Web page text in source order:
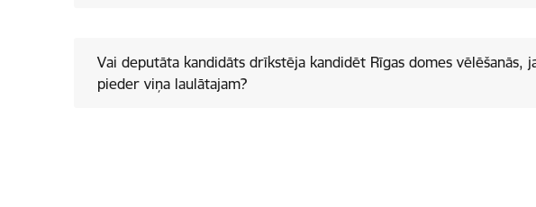
Vai deputāta kandidāts drīkstēja kandidēt Rīgas domes vēlēšanās,
pieder viņa laulātajam?